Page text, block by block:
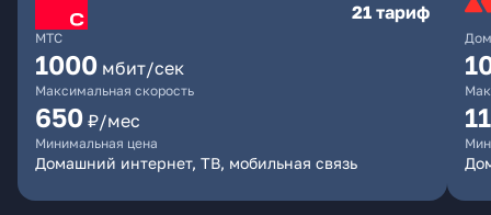
МТС
21 тариф
1000 мбит/сек
Максимальная скорость
650 ₽/мес
Минимальная цена
Домашний интернет, ТВ, мобильная связь